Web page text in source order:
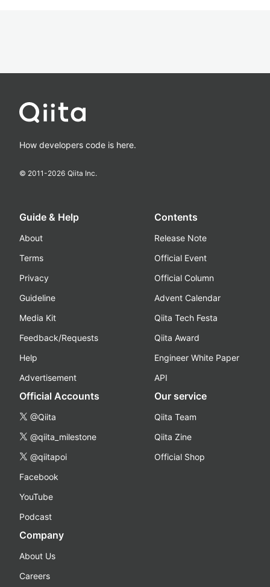
How developers code is here.
© 2011-2026 Qiita Inc.
Guide & Help
About
Terms
Privacy
Guideline
Media Kit
Feedback/Requests
Help
Advertisement
Contents
Release Note
Official Event
Official Column
Advent Calendar
Qiita Tech Festa
Qiita Award
Engineer White Paper
API
Official Accounts
@Qiita
@qiita_milestone
@qiitapoi
Facebook
YouTube
Podcast
Our service
Qiita Team
Qiita Zine
Official Shop
Company
About Us
Careers